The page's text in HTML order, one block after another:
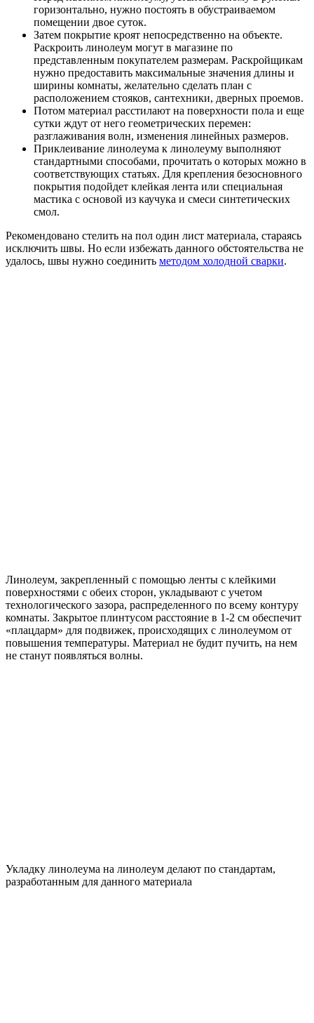
горизонтально, нужно постоять в обустраиваемом
помещении двое суток.
Затем покрытие кроят непосредственно на объекте.
Раскроить линолеум могут в магазине по
представленным покупателем размерам. Раскройщикам
нужно предоставить максимальные значения длины и
ширины комнаты, желательно сделать план с
расположением стояков, сантехники, дверных проемов.
Потом материал расстилают на поверхности пола и еще
сутки ждут от него геометрических перемен:
разглаживания волн, изменения линейных размеров.
Приклеивание линолеума к линолеуму выполняют
стандартными способами, прочитать о которых можно в
соответствующих статьях. Для крепления безосновного
покрытия подойдет клейкая лента или специальная
мастика с основой из каучука и смеси синтетических
смол.
Рекомендовано стелить на пол один лист материала, стараясь
исключить швы. Но если избежать данного обстоятельства не
удалось, швы нужно соединить методом холодной сварки.
Линолеум, закрепленный с помощью ленты с клейкими
поверхностями с обеих сторон, укладывают с учетом
технологического зазора, распределенного по всему контуру
комнаты. Закрытое плинтусом расстояние в 1-2 см обеспечит
«плацдарм» для подвижек, происходящих с линолеумом от
повышения температуры. Материал не будит пучить, на нем
не станут появляться волны.
Укладку линолеума на линолеум делают по стандартам,
разработанным для данного материала